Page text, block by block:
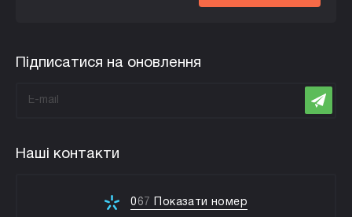
Підписатися на оновлення
Наші контакти
06 7 Показати номер